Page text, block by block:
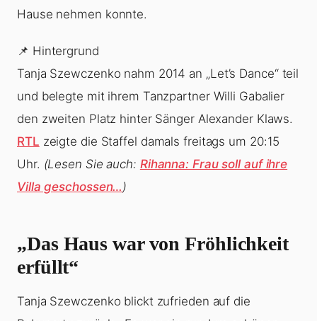
Hause nehmen konnte.
📌 Hintergrund
Tanja Szewczenko nahm 2014 an „Let’s Dance“ teil
und belegte mit ihrem Tanzpartner Willi Gabalier
den zweiten Platz hinter Sänger Alexander Klaws.
RTL zeigte die Staffel damals freitags um 20:15
Uhr. (Lesen Sie auch: Rihanna: Frau soll auf ihre
Villa geschossen…)
„Das Haus war von Fröhlichkeit
erfüllt“
Tanja Szewczenko blickt zufrieden auf die